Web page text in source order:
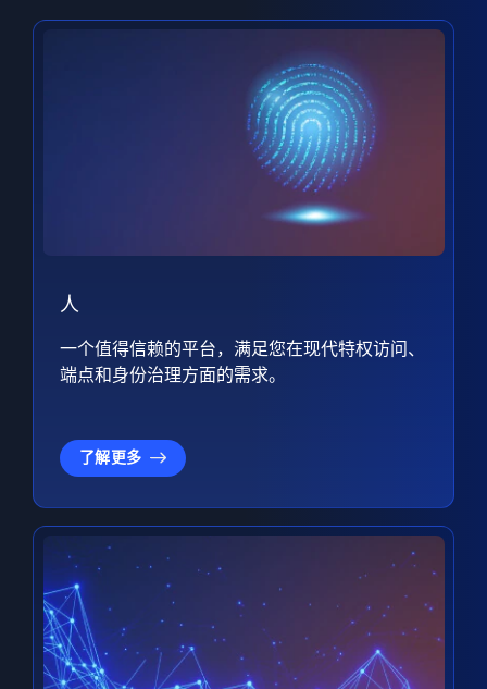
人
一个值得信赖的平台，满足您在现代特权访问、
端点和身份治理方面的需求。
了解更多